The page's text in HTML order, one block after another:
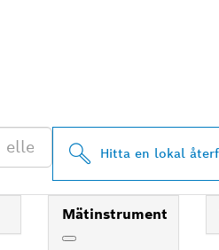
Hitta en lokal
Mätinstrument